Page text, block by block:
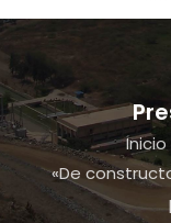
Inicio
«De